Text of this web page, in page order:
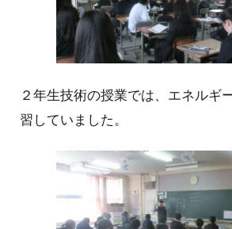
２年生技術の授業では、エネルギ
習していました。